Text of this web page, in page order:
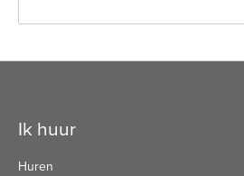
Contactinformatie
Ik huur
Huren